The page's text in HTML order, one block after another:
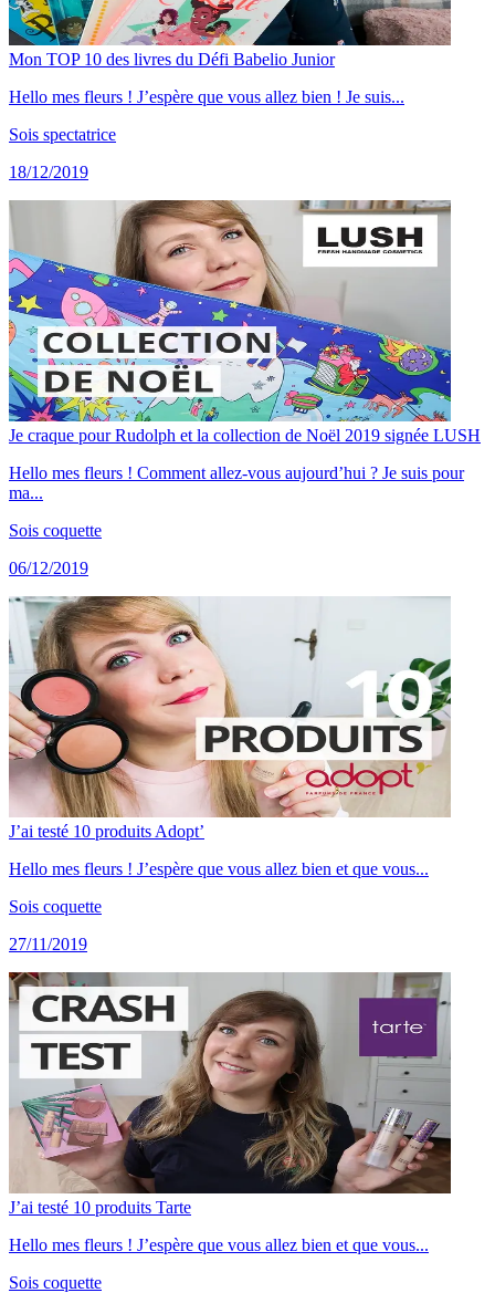
Mon TOP 10 des livres du Défi Babelio Junior
Hello mes fleurs ! J’espère que vous allez bien ! Je suis...
Sois spectatrice
18/12/2019
Je craque pour Rudolph et la collection de Noël 2019 signée LUSH
Hello mes fleurs ! Comment allez-vous aujourd’hui ? Je suis pour
ma...
Sois coquette
06/12/2019
J’ai testé 10 produits Adopt’
Hello mes fleurs ! J’espère que vous allez bien et que vous...
Sois coquette
27/11/2019
J’ai testé 10 produits Tarte
Hello mes fleurs ! J’espère que vous allez bien et que vous...
Sois coquette